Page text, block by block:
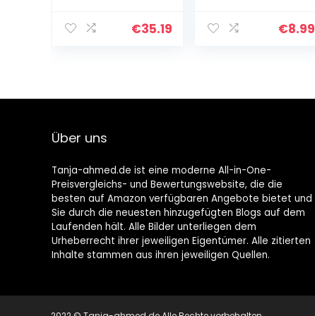
Silikon-Pad,
g mit…
€35.19
22 x 22 cm
€8.99
Über uns
Tanja-ahmed.de ist eine moderne All-in-One-
Preisvergleichs- und Bewertungswebsite, die die
besten auf Amazon verfügbaren Angebote bietet und
Sie durch die neuesten hinzugefügten Blogs auf dem
Laufenden hält. Alle Bilder unterliegen dem
Urheberrecht ihrer jeweiligen Eigentümer. Alle zitierten
Inhalte stammen aus ihren jeweiligen Quellen.